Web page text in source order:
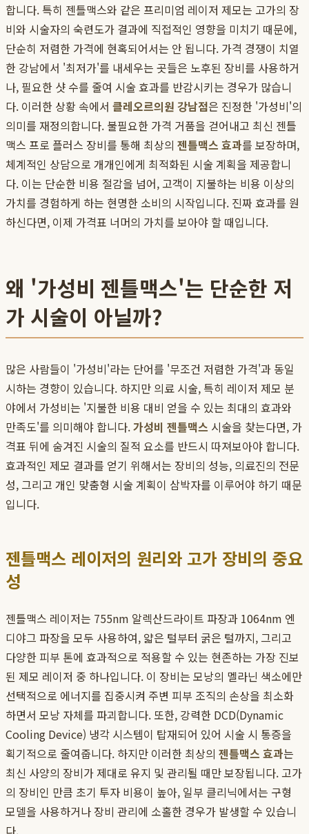
합니다. 특히 젠틀맥스와 같은 프리미엄 레이저 제모는 고가의 장
비와 시술자의 숙련도가 결과에 직접적인 영향을 미치기 때문에,
단순히 저렴한 가격에 현혹되어서는 안 됩니다. 가격 경쟁이 치열
한 강남에서 '최저가'를 내세우는 곳들은 노후된 장비를 사용하거
나, 필요한 샷 수를 줄여 시술 효과를 반감시키는 경우가 많습니
다. 이러한 상황 속에서 클레오르의원 강남점은 진정한 '가성비'의
의미를 재정의합니다. 불필요한 가격 거품을 걷어내고 최신 젠틀
맥스 프로 플러스 장비를 통해 최상의 젠틀맥스 효과를 보장하며,
체계적인 상담으로 개개인에게 최적화된 시술 계획을 제공합니
다. 이는 단순한 비용 절감을 넘어, 고객이 지불하는 비용 이상의
가치를 경험하게 하는 현명한 소비의 시작입니다. 진짜 효과를 원
하신다면, 이제 가격표 너머의 가치를 보아야 할 때입니다.
왜 '가성비 젠틀맥스'는 단순한 저
가 시술이 아닐까?
많은 사람들이 '가성비'라는 단어를 '무조건 저렴한 가격'과 동일
시하는 경향이 있습니다. 하지만 의료 시술, 특히 레이저 제모 분
야에서 가성비는 '지불한 비용 대비 얻을 수 있는 최대의 효과와
만족도'를 의미해야 합니다.가성비 젠틀맥스 시술을 찾는다면, 가
격표 뒤에 숨겨진 시술의 질적 요소를 반드시 따져보아야 합니다.
효과적인 제모 결과를 얻기 위해서는 장비의 성능, 의료진의 전문
성, 그리고 개인 맞춤형 시술 계획이 삼박자를 이루어야 하기 때문
입니다.
젠틀맥스 레이저의 원리와 고가 장비의 중요
성
젠틀맥스 레이저는 755nm 알렉산드라이트 파장과 1064nm 엔
디야그 파장을 모두 사용하여, 얇은 털부터 굵은 털까지, 그리고
다양한 피부 톤에 효과적으로 적용할 수 있는 현존하는 가장 진보
된 제모 레이저 중 하나입니다. 이 장비는 모낭의 멜라닌 색소에만
선택적으로 에너지를 집중시켜 주변 피부 조직의 손상을 최소화
하면서 모낭 자체를 파괴합니다. 또한, 강력한 DCD(Dynamic
Cooling Device) 냉각 시스템이 탑재되어 있어 시술 시 통증을
획기적으로 줄여줍니다. 하지만 이러한 최상의 젠틀맥스 효과는
최신 사양의 장비가 제대로 유지 및 관리될 때만 보장됩니다. 고가
의 장비인 만큼 초기 투자 비용이 높아, 일부 클리닉에서는 구형
모델을 사용하거나 장비 관리에 소홀한 경우가 발생할 수 있습니
다.